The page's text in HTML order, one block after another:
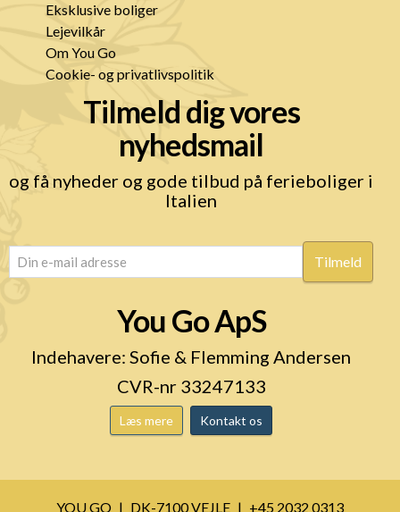
Eksklusive boliger
Lejevilkår
Om You Go
Cookie- og privatlivspolitik
Tilmeld dig vores
nyhedsmail
og få nyheder og gode tilbud på ferieboliger i
Italien
(Påkrævet)
You Go ApS
Indehavere: Sofie & Flemming Andersen
CVR-nr 33247133
Læs mere Kontakt os
YOU GO DK-7100 VEJLE +45 2032 0313